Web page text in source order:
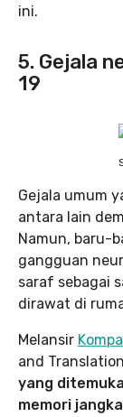
ini.
5. Gejala
19
Gejala umum
antara lain
Namun, baru-
gangguan
saraf sebagai
dirawat di
Melansir
and
yang
memori